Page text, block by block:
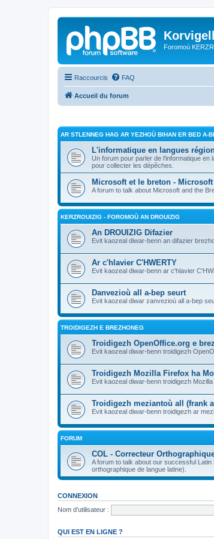
Foromoù
Raccourcis FAQ
Accueil du forum
AR STLENNEG HAG AR YEZHOÙ BIHAN ER BED A-
L'informatique en langues
Un forum pour parler de l'informatique
pour collecter les dépêches.
Microsoft et le breton -
A forum to talk about Microsoft and the
KERZROUIZIG - FOROMOÙ AN DROUIZIG
An DROUIZIG Difazier
Evit kaozeal diwar-benn an difazier
Ar c'hlavier C'HWERTY
Evit kaozeal diwar-benn ar c'hlavier
Danvezioù all a-bep seurt
Evit kaozeal diwar zanvezioù all a-bep
TROIDIGEZH E BREZHONEG
Troidigezh OpenOffice.org e
Evit kaozeal diwar-benn troidigezh
Troidigezh Mozilla Firefox ha
Evit kaozeal diwar-benn troidigezh
Troidigezh meziantoù all (frank
Evit kaozeal diwar-benn troidigezh ar
FORUM
COL - Correcteur
A forum to talk about our successful
orthographique de langue latine).
CONNEXION
Nom d’utilisateur :
QUI EST EN LIGNE ?